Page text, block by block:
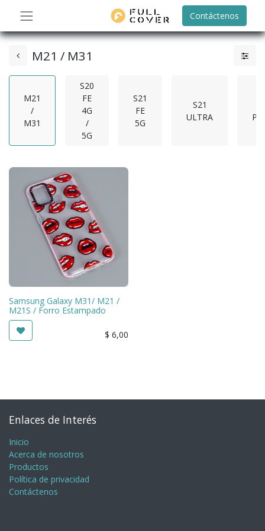
Contáctenos
M21 / M31
M21
/
M31
S20
FE
4G
/
5G
S21
FE
5G
S21
ULTRA
Samsung Galaxy M31/ M21 /
M21S / Forro Estampado
$ 6,00
Enlaces de Interés
Inicio
Acerca de nosotros
Productos
Política de privacidad
Contáctenos